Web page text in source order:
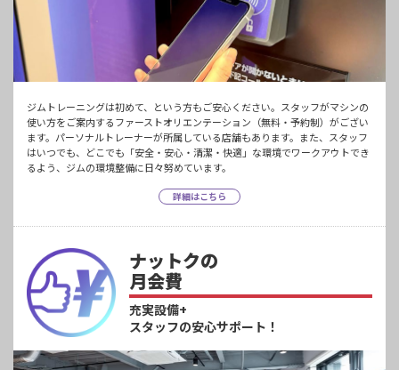
ジムトレーニングは初めて、という方もご安心ください。スタッフがマシンの
使い方をご案内するファーストオリエンテーション（無料・予約制）がござい
ます。パーソナルトレーナーが所属している店舗もあります。また、スタッフ
はいつでも、どこでも「安全・安心・清潔・快適」な環境でワークアウトでき
るよう、ジムの環境整備に日々努めています。
詳細はこちら
ナットクの
月会費
充実設備+
スタッフの安心サポート！